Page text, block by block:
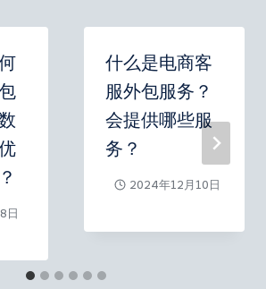
日
什么是电商客
服外包服务？
会提供哪些服
务？
2024年12月10日